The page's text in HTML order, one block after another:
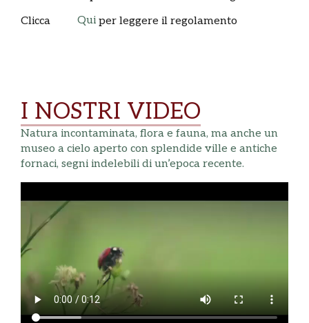
Clicca
Qui per leggere il regolamento
I NOSTRI VIDEO
Natura incontaminata, flora e fauna, ma anche un
museo a cielo aperto con splendide ville e antiche
fornaci, segni indelebili di un’epoca recente.